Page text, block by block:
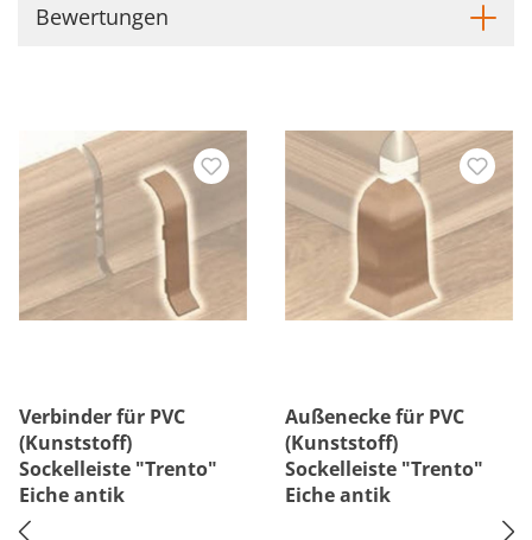
Bewertungen
Verbinder für PVC
(Kunststoff)
Sockelleiste "Trento"
Eiche antik
Außenecke für PVC
(Kunststoff)
Sockelleiste "Trento"
Eiche antik